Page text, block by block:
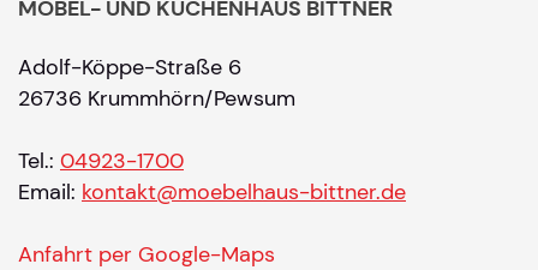
MÖBEL- UND KÜCHENHAUS BITTNER
Adolf-Köppe-Straße 6
26736 Krummhörn/Pewsum
Tel.: 04923-1700
Email: kontakt@moebelhaus-bittner.de
Anfahrt per Google-Maps